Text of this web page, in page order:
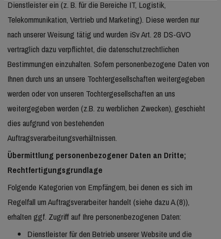
Dienstleister ein (z. B. für die Bereiche IT, Logistik,
Telekommunikation, Vertrieb und Marketing). Diese werden nur
nach unserer Weisung tätig und wurden iSv Art. 28 DS-GVO
vertraglich dazu verpflichtet, die datenschutzrechtlichen
Bestimmungen einzuhalten. Sofern personenbezogene Daten von
Ihnen durch uns an unsere Tochtergesellschaften weitergegeben
werden oder von unseren Tochtergesellschaften an uns
weitergegeben werden (z.B. zu werblichen Zwecken), geschieht
dies aufgrund von bestehenden
Auftragsverarbeitungsverhältnissen.
Übermittlung personenbezogener Daten an Dritte;
Rechtfertigungsgrundlage
Folgende Kategorien von Empfängern, bei denen es sich im
Regelfall um Auftragsverarbeiter handelt (siehe dazu A.(8)),
erhalten ggf. Zugriff auf Ihre personenbezogenen Daten:
Dienstleister für den Betrieb unserer Website und die